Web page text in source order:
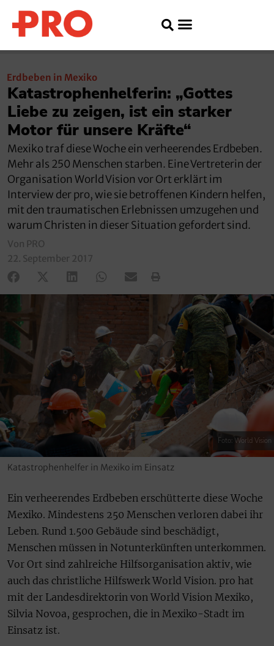
Erdbeben in Mexiko
Katastrophenhelferin: „Gottes
Liebe zu zeigen, ist ein starker
Motor für unsere Kräfte“
Mexiko traf diese Woche ein verheerendes Erdbeben.
Mehr als 250 Menschen starben. Eine Vertreterin der
Organisation World Vision vor Ort erklärt im
Interview der pro, wie sie betroffenen Kindern helfen,
mit den traumatischen Erlebnissen umzugehen und
warum Christen in dieser Situation gefordert sind.
Von PRO
22. September 2017
Foto: World Vision
Katastrophenhelfer in Mexiko im Einsatz
Ein verheerendes Erdbeben erschütterte diese Woche
Mexiko. Mindestens 250 Menschen verloren dabei ihr
Leben. Rund 1.500 Gebäude sind beschädigt,
Menschen müssen in Notunterkünften unterkommen.
Vor Ort sind zahlreiche Hilfsorganisation aktiv, wie
auch das christliche Hilfswerk World Vision. pro hat
mit der Landesdirektorin von World Vision Mexiko,
Silvia Novoa, gesprochen, die in Mexiko-Stadt im
Einsatz ist.